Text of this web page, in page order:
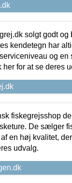
solgt godt og
kendetegn har
og en
for at se deres
fiskegrejsshop
De sælger
en høj kvalitet,
udvalg.